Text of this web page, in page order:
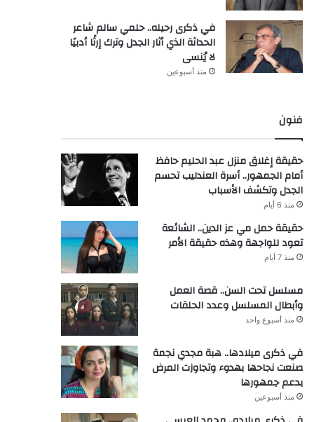
في ذكرى رحيله.. حلمي سالم شاعر
الحداثة الذي أثار الجدل وترك إرثًا أدبيًا
لا يُنسى
منذ أسبوعين
فنون
حقيقة إغلاق منزل عبد الحليم حافظ
أمام الجمهور.. أسرة العندليب تحسم
الجدل وتكشف الأسباب
منذ 6 أيام
حقيقة حمل مي عز الدين.. الشائعة
تعود للواجهة وهذه حقيقة الأمر
منذ 7 أيام
مسلسل تحت السن.. قصة العمل
وأبطال المسلسل وعدد الحلقات
منذ أسبوع واحد
في ذكرى ميلادها.. هبة مجدي نجمة
صنعت نجاحها بهدوء وتجاوزت المرض
بدعم جمهورها
منذ أسبوعين